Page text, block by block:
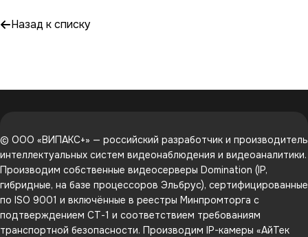
Назад к списку
© ООО «ВИПАКС+» — российский разработчик и производитель
интеллектуальных систем видеонаблюдения и видеоаналитики.
Производим собственные видеосерверы Domination (IP,
гибридные, на базе процессоров Эльбрус), сертифицированные
по ISO 9001 и включённые в реестры Минпромторга с
подтверждением СТ-1 и соответствием требованиям
транспортной безопасности. Производим IP-камеры «АйТек